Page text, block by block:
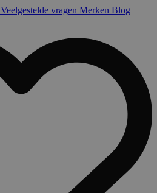
Veelgestelde vragen Merken Blog